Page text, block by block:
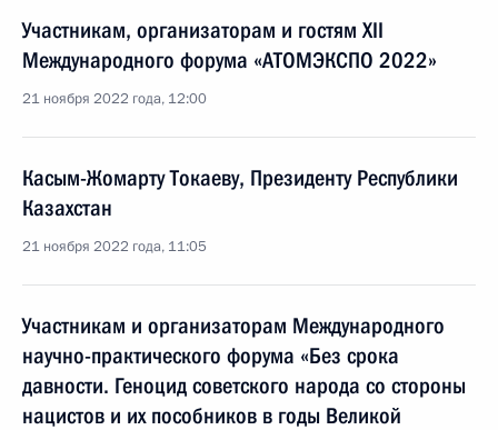
Участникам, организаторам и гостям XII
Международного форума «АТОМЭКСПО 2022»
21 ноября 2022 года, 12:00
Касым-Жомарту Токаеву, Президенту Республики
Казахстан
21 ноября 2022 года, 11:05
Участникам и организаторам Международного
научно-практического форума «Без срока
давности. Геноцид советского народа со стороны
нацистов и их пособников в годы Великой